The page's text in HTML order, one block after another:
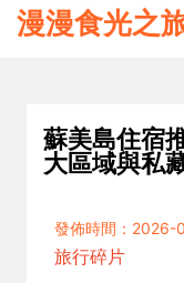
漫漫食光之
蘇美島住宿
大區域與私
發佈時間：2026-
旅行碎片